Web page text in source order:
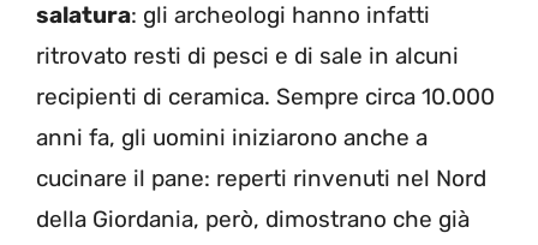
salatura: gli archeologi hanno infatti
ritrovato resti di pesci e di sale in alcuni
recipienti di ceramica. Sempre circa 10.000
anni fa, gli uomini iniziarono anche a
cucinare il pane: reperti rinvenuti nel Nord
della Giordania, però, dimostrano che già